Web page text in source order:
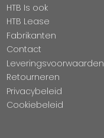
HTB Is ook
HTB Lease
Fabrikanten
Contact
Leveringsvoorwaarden
Retourneren
Privacybeleid
Cookiebeleid